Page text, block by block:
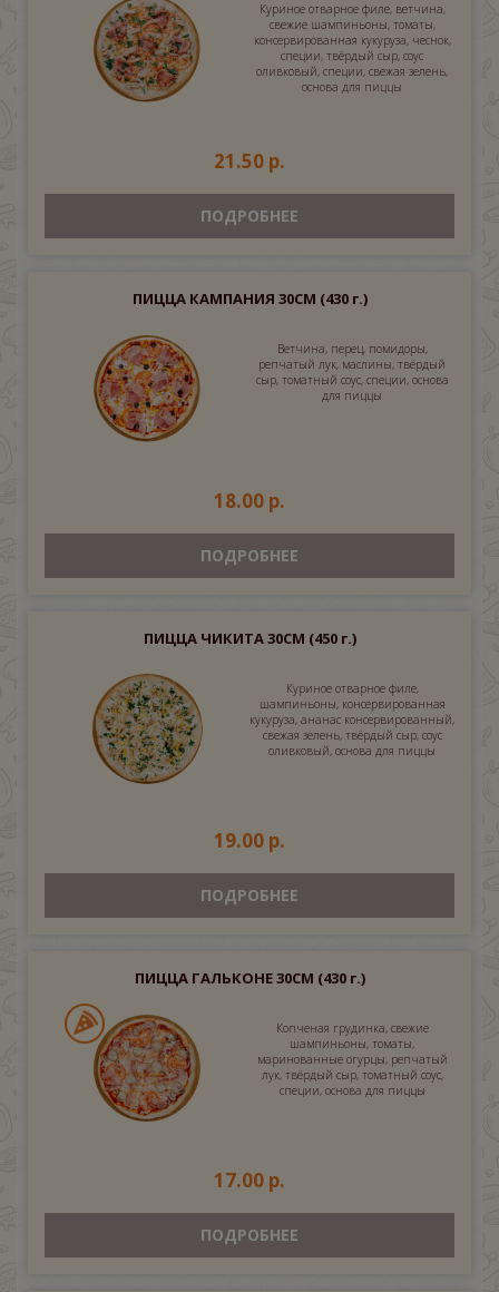
Куриное отварное филе, ветчина,
свежие шампиньоны, томаты,
консервированная кукуруза, чеснок,
специи, твёрдый сыр, соус
оливковый, специи, свежая зелень,
основа для пиццы
21.50 р.
ПОДРОБНЕЕ
ПИЦЦА КАМПАНИЯ 30СМ (430 г.)
Ветчина, перец, помидоры,
репчатый лук, маслины, твёрдый
сыр, томатный соус, специи, основа
для пиццы
18.00 р.
ПОДРОБНЕЕ
ПИЦЦА ЧИКИТА 30СМ (450 г.)
Куриное отварное филе,
шампиньоны, консервированная
кукуруза, ананас консервированный,
свежая зелень, твёрдый сыр, соус
оливковый, основа для пиццы
19.00 р.
ПОДРОБНЕЕ
ПИЦЦА ГАЛЬКОНЕ 30СМ (430 г.)
Копченая грудинка, свежие
шампиньоны, томаты,
маринованные огурцы, репчатый
лук, твёрдый сыр, томатный соус,
специи, основа для пиццы
17.00 р.
ПОДРОБНЕЕ